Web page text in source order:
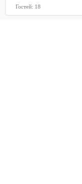
Гостей: 18